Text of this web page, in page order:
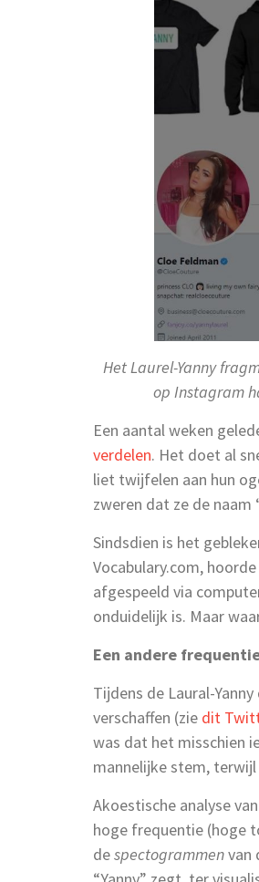
Het Laurel-Yanny
op Instagram
Een aantal weken
verdelen. Het doet al
liet twijfelen aan hun
zweren dat ze de naam
Sindsdien is het
Vocabulary.com,
afgespeeld via
onduidelijk is. Maar
Een andere
Tijdens de Laural-
verschaffen (zie dit
was dat het misschien
mannelijke stem, terwijl
Akoestische analyse
hoge frequentie (hoge
despectogrammenvan